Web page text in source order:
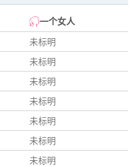
一个女人
未标明
未标明
未标明
未标明
未标明
未标明
未标明